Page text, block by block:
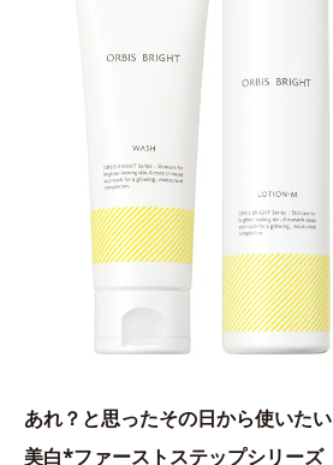
あれ？と思ったその日から使いたい
美白*ファーストステップシリーズ